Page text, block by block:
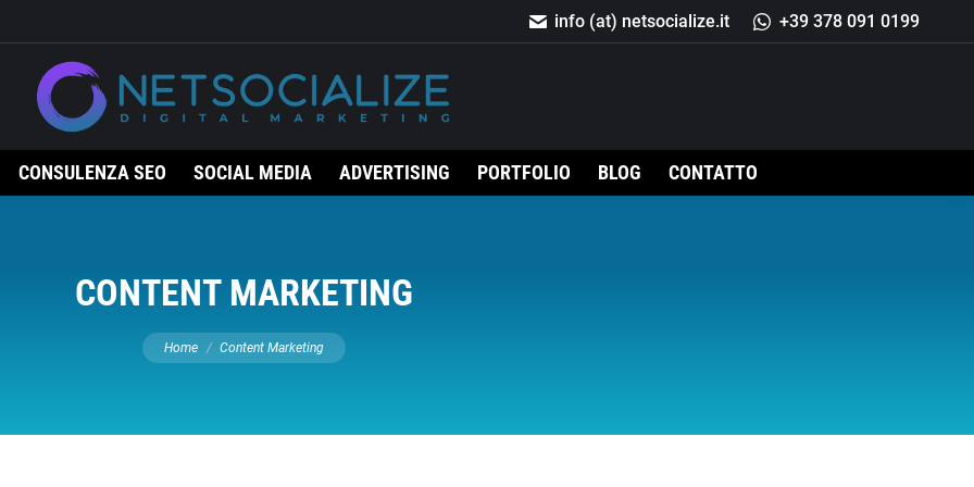
Cerca:
info (at) netsocialize.it +39 378 091 0199
CONSULENZA SEO SOCIAL MEDIA ADVERTISING PORTFOLIO BLOG CONTATTO
CONTENT MARKETING
Tu sei qui:
Home Content Marketing